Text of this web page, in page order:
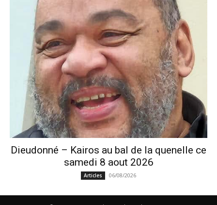
Dieudonné – Kairos au bal de la quenelle ce
samedi 8 aout 2026
Articles 06/08/2026